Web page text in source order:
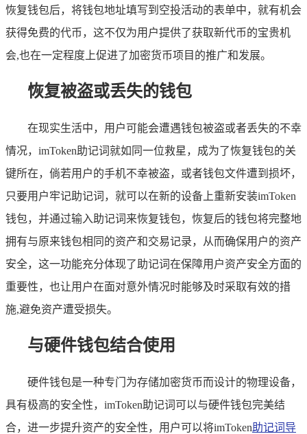
恢复钱包后，将钱包地址填写到空投活动的表单中，就有机会
获得免费的代币，这不仅为用户提供了获取新代币的宝贵机
会,也在一定程度上促进了加密货币项目的推广和发展。
恢复被盗或丢失的钱包
在现实生活中，用户可能会遭遇钱包被盗或者丢失的不幸
情况，imToken助记词就如同一位救星，成为了恢复钱包的关
键所在，倘若用户的手机不幸被盗，或者钱包文件遭到损坏，
只要用户牢记助记词，就可以在新的设备上重新安装imToken
钱包，并通过输入助记词来恢复钱包，恢复后的钱包将完整地
拥有与原来钱包相同的资产和交易记录，从而确保用户的资产
安全，这一功能充分体现了助记词在保障用户资产安全方面的
重要性，也让用户在面对意外情况时能够及时采取有效的措
施,避免资产遭受损失。
与硬件钱包结合使用
硬件钱包是一种专门为存储加密货币而设计的物理设备，
具有极高的安全性，imToken助记词可以与硬件钱包完美结
合，进一步提升资产的安全性，用户可以将imToken助记词导